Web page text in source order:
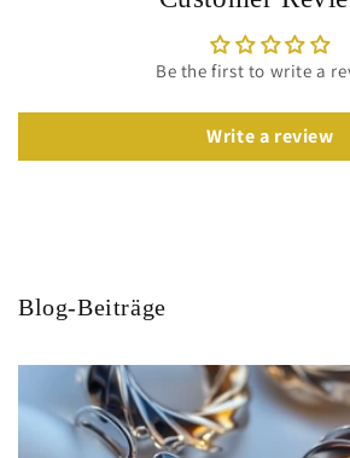
Be the first to write a
Write a review
Blog-Beiträge